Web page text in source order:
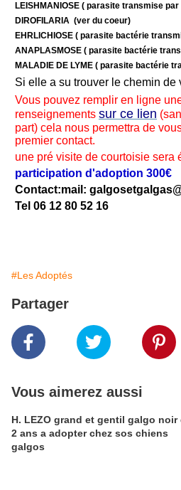
LEISHMANIOSE ( parasite transmise
DIROFILARIA (ver du coeur)
EHRLICHIOSE ( parasite bactérie
ANAPLASMOSE ( parasite bactérie
MALADIE DE LYME ( parasite bactérie
Si elle a su trouver le chemin de
Vous pouvez remplir en ligne
renseignements sur ce lien
part) cela nous permettra de
premier contact.
une pré visite de courtoisie sera
participation d'adoption 300€
Contact:mail:
Tel 06 12 80 52 16
#Les Adoptés
Partager
Vous aimerez aussi
H. LEZO grand et gentil galgo noir
2 ans a adopter chez sos chiens
galgos